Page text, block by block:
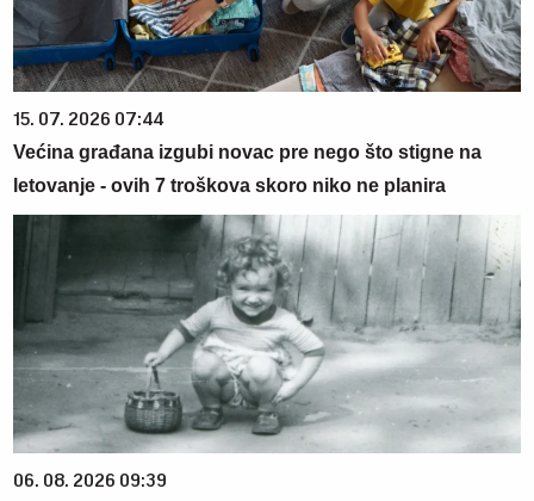
15. 07. 2026 07:44
Većina građana izgubi novac pre nego što stigne na
letovanje - ovih 7 troškova skoro niko ne planira
06. 08. 2026 09:39